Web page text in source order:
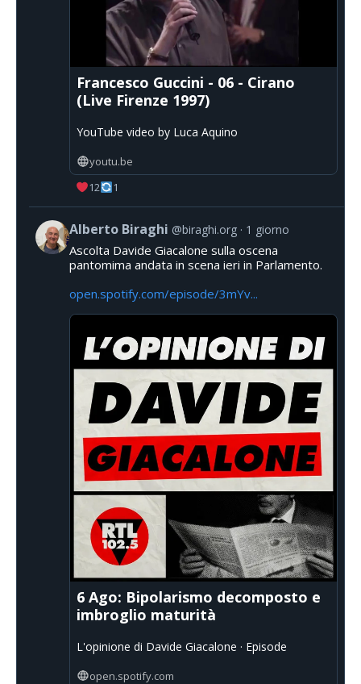
Francesco Guccini - 06 - Cirano
(Live Firenze 1997)
YouTube video by Luca Aquino
youtu.be
12
1
Alberto Biraghi @biraghi.org 1 giorno
Ascolta Davide Giacalone sulla oscena
pantomima andata in scena ieri in Parlamento.
open.spotify.com/episode/3mYv...
6 Ago: Bipolarismo decomposto e
imbroglio maturità
L'opinione di Davide Giacalone · Episode
open.spotify.com